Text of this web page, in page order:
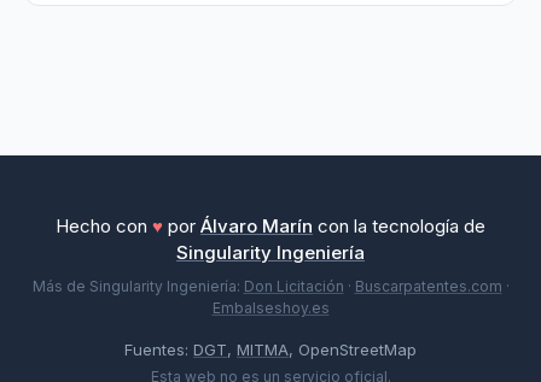
Hecho con ♥ por Álvaro Marín con la tecnología de
Singularity Ingeniería
Más de Singularity Ingeniería: Don Licitación · Buscarpatentes.com ·
Embalseshoy.es
Fuentes: DGT, MITMA, OpenStreetMap
Esta web no es un servicio oficial.